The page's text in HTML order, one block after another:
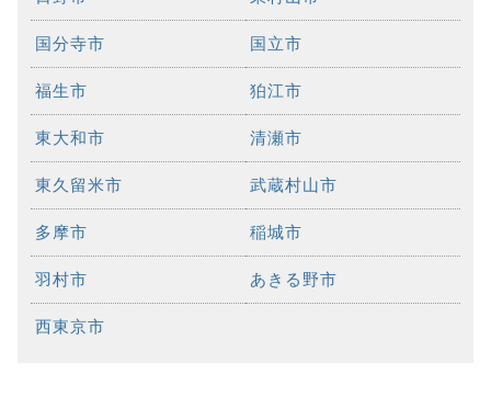
国分寺市 国立市
福生市 狛江市
東大和市 清瀬市
東久留米市 武蔵村山市
多摩市 稲城市
羽村市 あきる野市
西東京市